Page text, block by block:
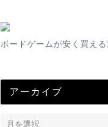
ボードゲームが安く買える
アーカイブ